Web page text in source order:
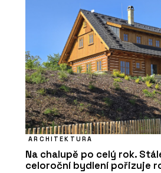
ARCHITEKTURA
Na chalupě po celý rok.
celoroční bydlení pořizuje